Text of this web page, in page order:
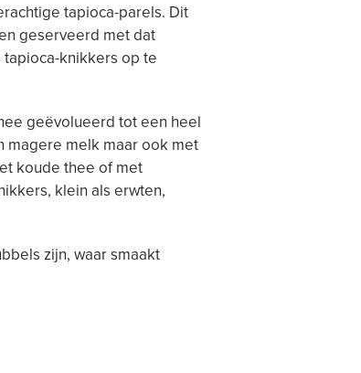
tapioca-parels. Dit
geserveerd met dat
knikkers op te
geëvolueerd tot een heel
magere melk maar ook met
koude thee of met
klein als erwten,
zijn, waar smaakt